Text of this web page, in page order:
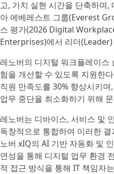
고, 가치 실현 시간을 단축하며
아 에베레스트 그룹(Everest
스 평가(2026 Digital
Enterprises)에서 리더
레노버의 디지털 워크플레이스
험을 개선할 수 있도록 지원한
직원 만족도를 30% 향상시키
업무 중단을 최소화하기 위해
레노버는 디바이스, 서비스 및
독창적으로 통합하여 이러한
노버 xIQ의 AI 기반 자동화 및
연성을 통해 디지털 업무 환경
적 접근 방식을 통해 IT 책임자